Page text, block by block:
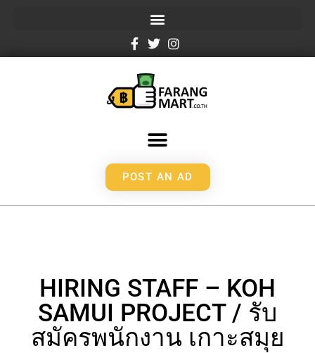
POST AN AD
HIRING STAFF – KOH
SAMUI PROJECT / รับ
สมัครพนักงาน เกาะสมุย